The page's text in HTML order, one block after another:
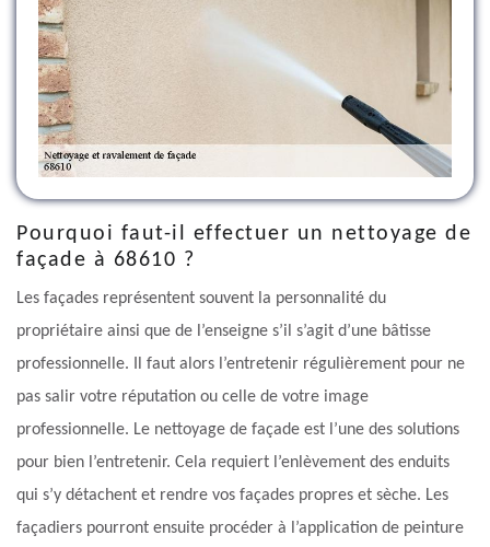
Pourquoi faut-il effectuer un nettoyage de
façade à 68610 ?
Les façades représentent souvent la personnalité du
propriétaire ainsi que de l’enseigne s’il s’agit d’une bâtisse
professionnelle. Il faut alors l’entretenir régulièrement pour ne
pas salir votre réputation ou celle de votre image
professionnelle. Le nettoyage de façade est l’une des solutions
pour bien l’entretenir. Cela requiert l’enlèvement des enduits
qui s’y détachent et rendre vos façades propres et sèche. Les
façadiers pourront ensuite procéder à l’application de peinture